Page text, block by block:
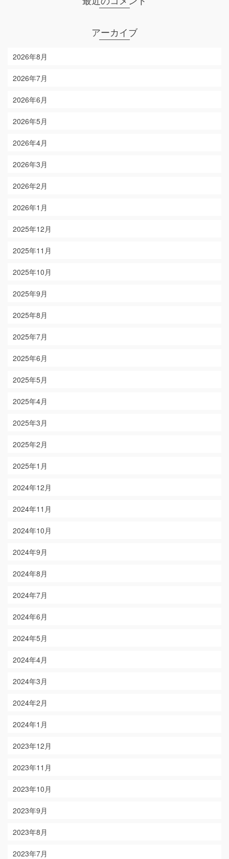
アーカイブ
2026年8月
2026年7月
2026年6月
2026年5月
2026年4月
2026年3月
2026年2月
2026年1月
2025年12月
2025年11月
2025年10月
2025年9月
2025年8月
2025年7月
2025年6月
2025年5月
2025年4月
2025年3月
2025年2月
2025年1月
2024年12月
2024年11月
2024年10月
2024年9月
2024年8月
2024年7月
2024年6月
2024年5月
2024年4月
2024年3月
2024年2月
2024年1月
2023年12月
2023年11月
2023年10月
2023年9月
2023年8月
2023年7月